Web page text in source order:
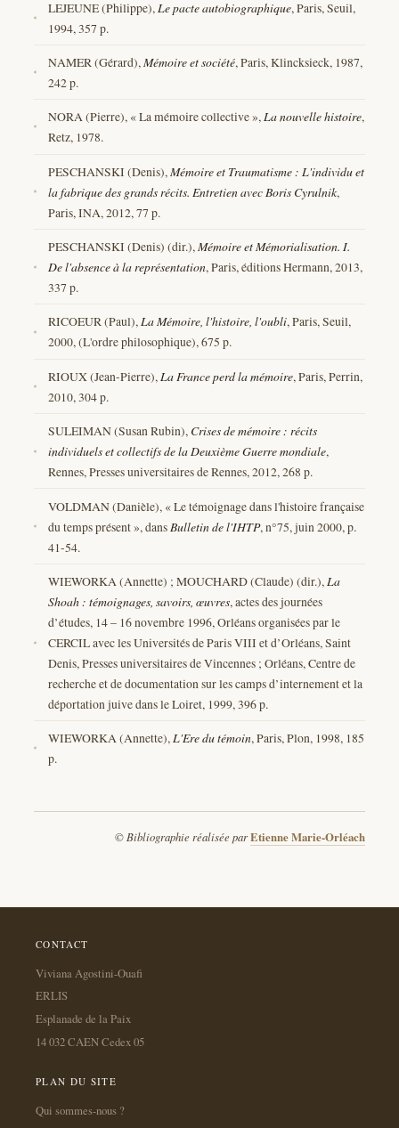
LEJEUNE (Philippe), Le pacte autobiographique, Paris, Seuil,
1994, 357 p.
NAMER (Gérard),Mémoire et société, Paris, Klincksieck, 1987,
242 p.
NORA (Pierre), « La mémoire collective »,La nouvelle histoire,
Retz, 1978.
PESCHANSKI (Denis),Mémoire et Traumatisme : L'individu et
la fabrique des grands récits. Entretien avec Boris Cyrulnik,
Paris, INA, 2012, 77 p.
PESCHANSKI (Denis) (dir.),Mémoire et Mémorialisation. I.
De l'absence à la représentation, Paris, éditions Hermann, 2013,
337 p.
RICOEUR (Paul),La Mémoire, l'histoire, l'oubli, Paris, Seuil,
2000, (L'ordre philosophique), 675 p.
RIOUX (Jean-Pierre),La France perd la mémoire, Paris, Perrin,
2010, 304 p.
SULEIMAN (Susan Rubin), Crises de mémoire : récits
individuels et collectifs de la Deuxième Guerre mondiale,
Rennes, Presses universitaires de Rennes, 2012, 268 p.
VOLDMAN (Danièle), « Le témoignage dans l'histoire française
du temps présent », dans Bulletin de l'IHTP, n°75, juin 2000, p.
41-54.
WIEWORKA (Annette) ; MOUCHARD (Claude) (dir.),La
Shoah : témoignages, savoirs, œuvres, actes des journées
d’études, 14 – 16 novembre 1996, Orléans organisées par le
CERCIL avec les Universités de Paris VIII et d’Orléans, Saint
Denis, Presses universitaires de Vincennes ; Orléans, Centre de
recherche et de documentation sur les camps d’internement et la
déportation juive dans le Loiret, 1999, 396 p.
WIEWORKA (Annette),L'Ere du témoin, Paris, Plon, 1998, 185
p.
© Bibliographie réalisée parEtienne Marie-Orléach
CONTACT
Viviana Agostini-Ouafi
ERLIS
Esplanade de la Paix
14 032 CAEN Cedex 05
PLAN DU SITE
Qui sommes-nous ?